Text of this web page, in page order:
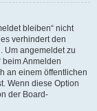
bleiben“ nicht
verhindert den
Um angemeldet zu
beim Anmelden
an einem öffentlichen
Wenn diese Option
der Board-